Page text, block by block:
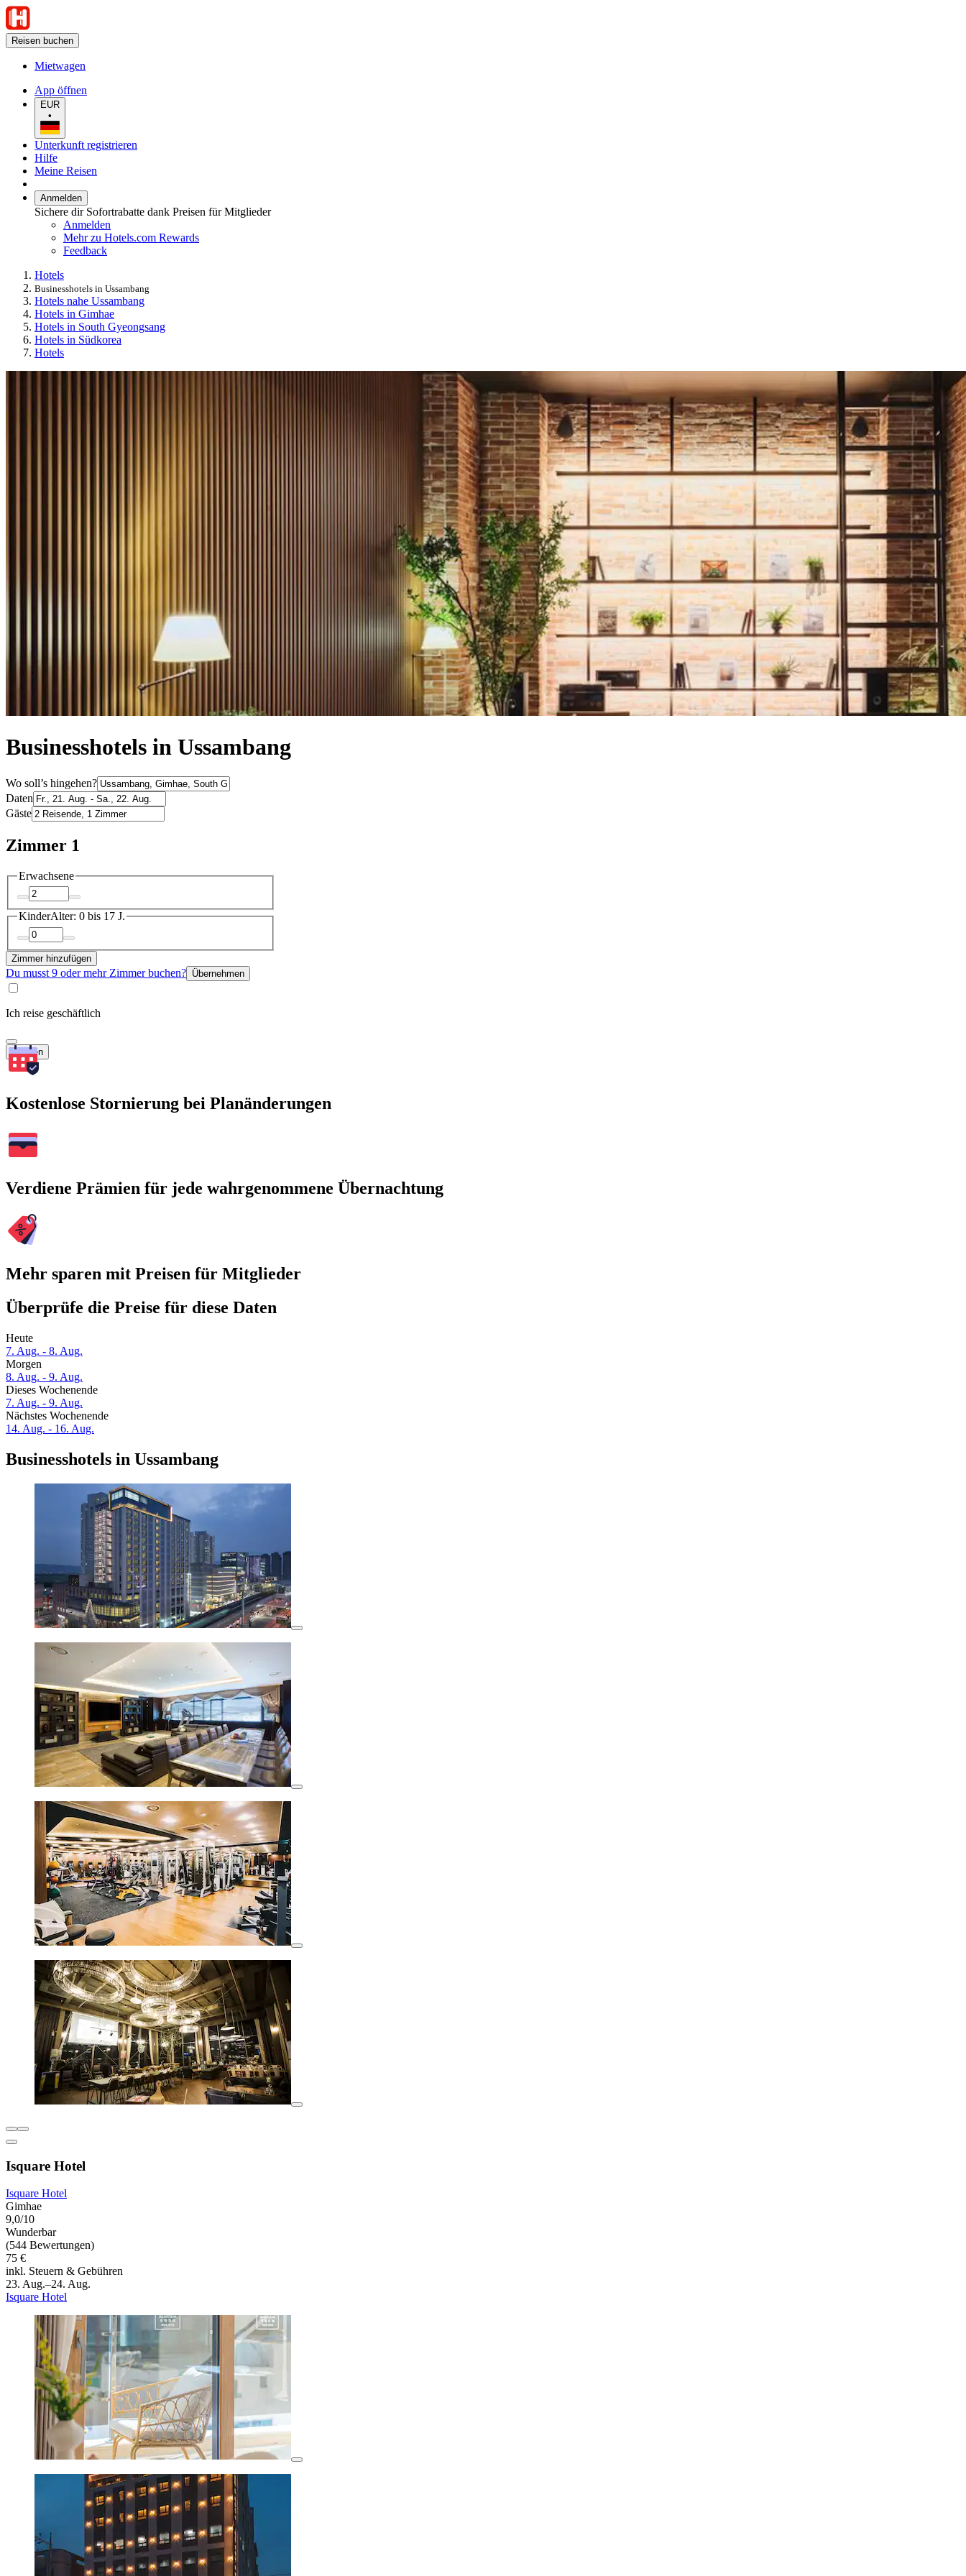
Reisen buchen
Mietwagen
App öffnen
EUR
•
Unterkunft registrieren
Hilfe
Meine Reisen
Anmelden
Sichere dir Sofortrabatte dank Preisen für Mitglieder
Anmelden
Mehr zu Hotels.com Rewards
Feedback
Hotels
Businesshotels in Ussambang
Hotels nahe Ussambang
Hotels in Gimhae
Hotels in South Gyeongsang
Hotels in Südkorea
Hotels
Businesshotels in Ussambang
Wo soll’s hingehen?
Daten
Gäste
Zimmer 1
Erwachsene
KinderAlter: 0 bis 17 J.
Zimmer hinzufügen
Du musst 9 oder mehr Zimmer buchen? Übernehmen
Ich reise geschäftlich
Suchen
Kostenlose Stornierung bei Planänderungen
Verdiene Prämien für jede wahrgenommene Übernachtung
Mehr sparen mit Preisen für Mitglieder
Überprüfe die Preise für diese Daten
Heute
7. Aug. - 8. Aug.
Morgen
8. Aug. - 9. Aug.
Dieses Wochenende
7. Aug. - 9. Aug.
Nächstes Wochenende
14. Aug. - 16. Aug.
Businesshotels in Ussambang
Isquare Hotel
Isquare Hotel
Gimhae
9,0/10
Wunderbar
(544 Bewertungen)
75 €
inkl. Steuern & Gebühren
23. Aug.–24. Aug.
Isquare Hotel